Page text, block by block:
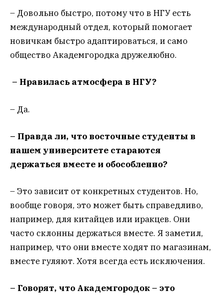
– Довольно быстро, потому что в НГУ есть
международный отдел, который помогает
новичкам быстро адаптироваться, и само
общество Академгородка дружелюбно.
– Нравилась атмосфера в НГУ?
– Да.
– Правда ли, что восточные студенты в
нашем университете стараются
держаться вместе и обособленно?
– Это зависит от конкретных студентов. Но,
вообще говоря, это может быть справедливо,
например, для китайцев или иракцев. Они
часто склонны держаться вместе. Я заметил,
например, что они вместе ходят по магазинам,
вместе гуляют. Хотя всегда есть исключения.
– Говорят, что Академгородок – это